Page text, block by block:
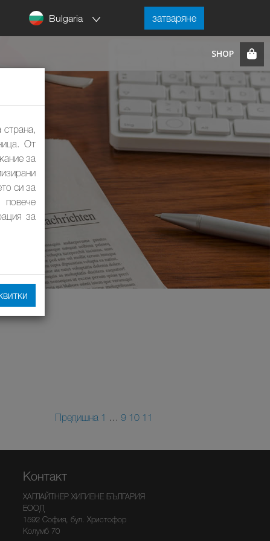
Bulgaria затваряне
Предишна 1 … 9 10 11
Контакт
ХАГЛАЙТНЕР ХИГИЕНЕ БЪЛГАРИЯ
ЕООД
1592 София, бул. Христофор
Колумб 70
страна,
От
за
си за
повече
за